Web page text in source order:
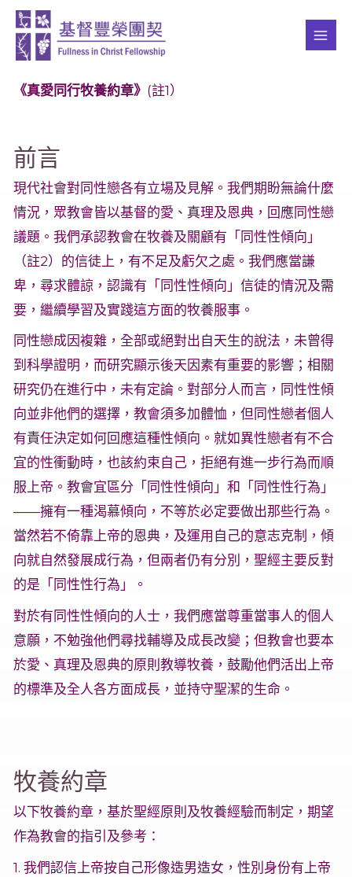
Skip
content
《真愛同行牧養約章》 (註1）
前言
現代社會對同性戀各有立場及見解。我們期盼無論什麼
情況，眾教會皆以基督的愛、真理及恩典，回應同性戀
議題。我們承認教會在牧養及關顧有「同性性傾向」
（註2）的信徒上，有不足及虧欠之處。我們應當謙
卑，尋求體諒，認識有「同性性傾向」信徒的情況及需
要，繼續學習及實踐這方面的牧養服事。
同性戀成因複雜，全部或絕對出自天生的說法，未曾得
到科學證明，而研究顯示後天因素有重要的影響；相關
研究仍在進行中，未有定論。對部分人而言，同性性傾
向並非他們的選擇，教會須多加體恤，但同性戀者個人
有責任決定如何回應這種性傾向。就如異性戀者有不合
宜的性衝動時，也該約束自己，拒絕有進一步行為而順
服上帝。教會宜區分「同性性傾向」和「同性性行為」
——擁有一種渴慕傾向，不等於必定要做出那些行為。
當然若不倚靠上帝的恩典，及運用自己的意志克制，傾
向就自然發展成行為，但兩者仍有分別，聖經主要反對
的是「同性性行為」。
對於有同性性傾向的人士，我們應當尊重當事人的個人
意願，不勉強他們尋找輔導及成長改變；但教會也要本
於愛、真理及恩典的原則教導牧養，鼓勵他們活出上帝
的標準及全人各方面成長，並持守聖潔的生命。
牧養約章
以下牧養約章，基於聖經原則及牧養經驗而制定，期望
作為教會的指引及參考：
1. 我們認信上帝按自己形像造男造女，性別身份有上帝